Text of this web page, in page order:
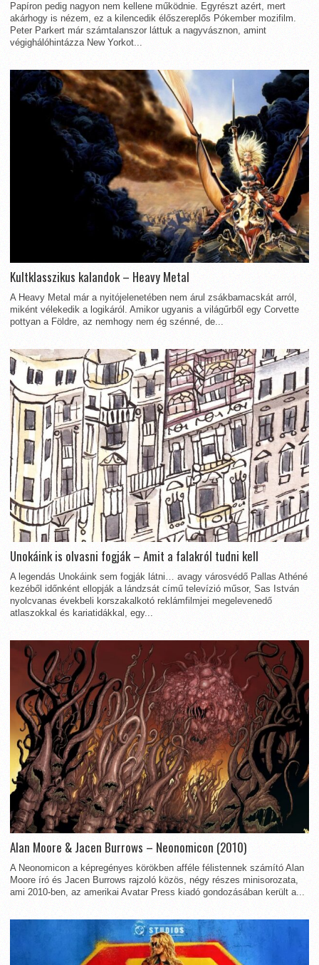
Papíron pedig nagyon nem kellene működnie. Egyrészt azért, mert
akárhogy is nézem, ez a kilencedik élőszereplős Pókember mozifilm.
Peter Parkert már számtalanszor láttuk a nagyvásznon, amint
végighálóhintázza New Yorkot...
Kultklasszikus kalandok – Heavy Metal
A Heavy Metal már a nyitójelenetében nem árul zsákbamacskát arról,
miként vélekedik a logikáról. Amikor ugyanis a világűrből egy Corvette
pottyan a Földre, az nemhogy nem ég szénné, de...
Unokáink is olvasni fogják – Amit a falakról tudni kell
A legendás Unokáink sem fogják látni… avagy városvédő Pallas Athéné
kezéből időnként ellopják a lándzsát című televízió műsor, Sas István
nyolcvanas évekbeli korszakalkotó reklámfilmjei megelevenedő
atlaszokkal és kariatidákkal, egy...
Alan Moore & Jacen Burrows – Neonomicon (2010)
A Neonomicon a képregényes körökben afféle félistennek számító Alan
Moore író és Jacen Burrows rajzoló közös, négy részes minisorozata,
ami 2010-ben, az amerikai Avatar Press kiadó gondozásában került a...